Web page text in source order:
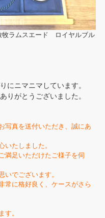
ラムスエード ロイヤルブル
にニマニマしています。
りがとうございました。
写真を送付いただき、誠にあ
いたしました。
満足いただけたご様子を伺
いでございます。
常に格好良く、ケースがさら
す。